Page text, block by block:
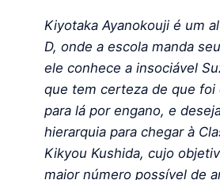
Kiyotaka Ayanokouji é um
D, onde a escola manda
ele conhece a insociável
que tem certeza de que foi
para lá por engano, e
hierarquia para chegar à
Kikyou Kushida, cujo
maior número possível de